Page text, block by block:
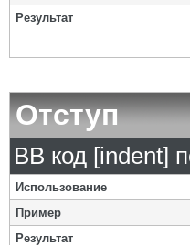
Результат
Отступ
BB код [indent]
Использование
Пример
Результат